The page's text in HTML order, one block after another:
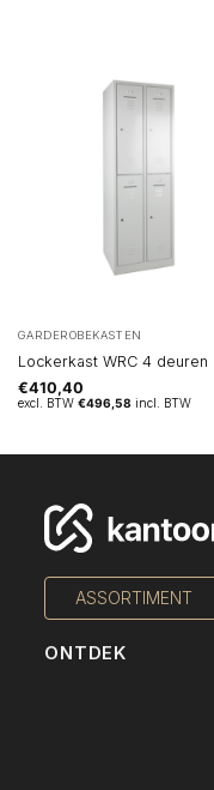
GARDEROBEKASTEN
Lockerkast WRC 4 deuren
€410,40
excl. BTW €496,58 incl. BTW
ASSORTIMENT
ONTDEK